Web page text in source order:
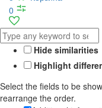
0
Hide similarities
Highlight
Select the fields to be
rearrange the order.